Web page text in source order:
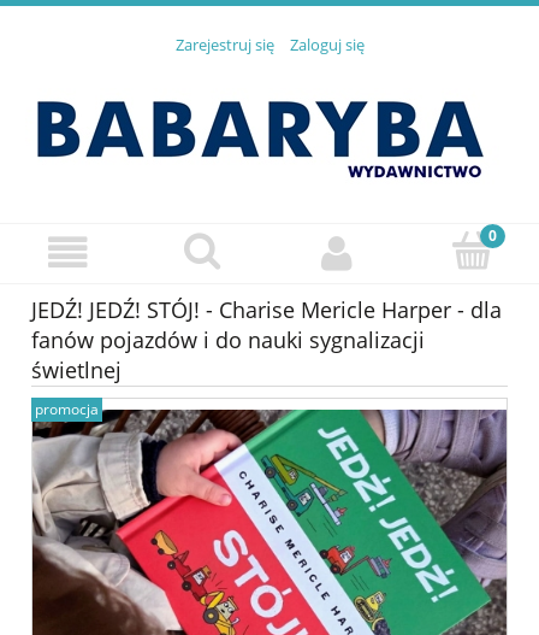
Zarejestruj się Zaloguj się
JEDŹ! JEDŹ! STÓJ! - Charise Mericle Harper - dla
fanów pojazdów i do nauki sygnalizacji
świetlnej
promocja